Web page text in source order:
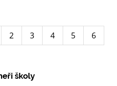
2 3 4 5
6
školy